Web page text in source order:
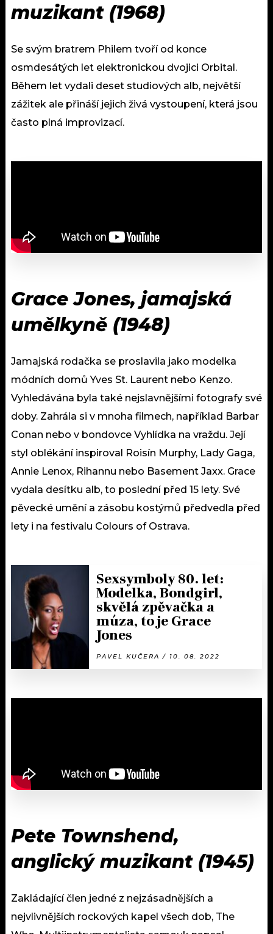
muzikant (1968)
Se svým bratrem Philem tvoří od konce
osmdesátých let elektronickou dvojici Orbital.
Během let vydali deset studiových alb, největší
zážitek ale přináší jejich živá vystoupení, která jsou
často plná improvizací.
Grace Jones, jamajská
umělkyně (1948)
Jamajská rodačka se proslavila jako modelka
módních domů Yves St. Laurent nebo Kenzo.
Vyhledávána byla také nejslavnějšími fotografy své
doby. Zahrála si v mnoha filmech, například Barbar
Conan nebo v bondovce Vyhlídka na vraždu. Její
styl oblékání inspiroval Roisín Murphy, Lady Gaga,
Annie Lenox, Rihannu nebo Basement Jaxx. Grace
vydala desítku alb, to poslední před 15 lety. Své
pěvecké umění a zásobu kostýmů předvedla před
lety i na festivalu Colours of Ostrava.
Sexsymboly 80. let:
Modelka, Bondgirl,
skvělá zpěvačka a
múza, to je Grace
Jones
PAVEL KUČERA / 10. 08. 2022
Pete Townshend,
anglický muzikant (1945)
Zakládající člen jedné z nejzásadnějších a
nejvlivnějších rockových kapel všech dob, The